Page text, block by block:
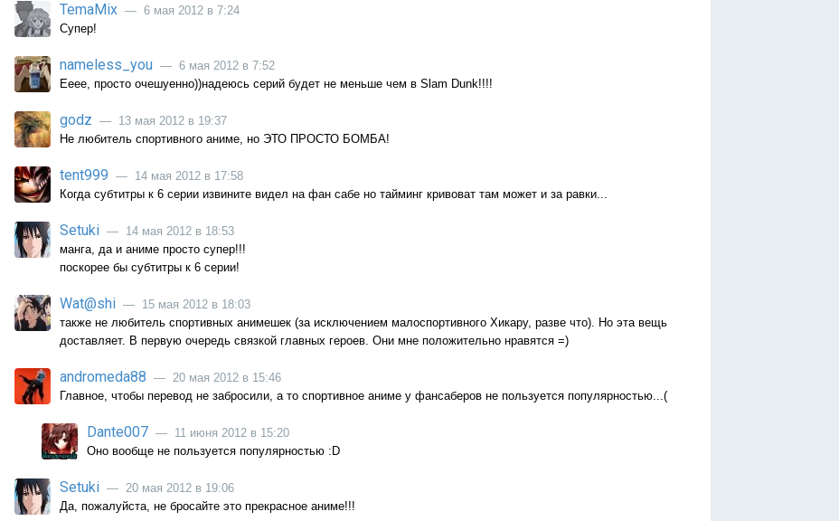
TemaMix — 6 мая 2012 в 7:24
Супер!
nameless_you — 6 мая 2012 в 7:52
Ееее, просто очешуенно))надеюсь серий будет не меньше чем в Slam Dunk!!!!
godz — 13 мая 2012 в 19:37
Не любитель спортивного аниме, но ЭТО ПРОСТО БОМБА!
tent999 — 14 мая 2012 в 17:58
Когда субтитры к 6 серии извините видел на фан сабе но тайминг кривоват там может и за равки...
Setuki — 14 мая 2012 в 18:53
манга, да и аниме просто супер!!!
поскорее бы субтитры к 6 серии!
Wat@shi — 15 мая 2012 в 18:03
также не любитель спортивных анимешек (за исключением малоспортивного Хикару, разве что). Но эта вещь
доставляет. В первую очередь связкой главных героев. Они мне положительно нравятся =)
andromeda88 — 20 мая 2012 в 15:46
Главное, чтобы перевод не забросили, а то спортивное аниме у фансаберов не пользуется популярностью...(
Dante007 — 11 июня 2012 в 15:20
Оно вообще не пользуется популярностью :D
Setuki — 20 мая 2012 в 19:06
Да, пожалуйста, не бросайте это прекрасное аниме!!!